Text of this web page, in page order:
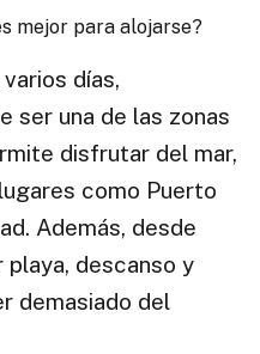
mejor para alojarse?
días,
ser una de las zonas
disfrutar del mar,
como Puerto
Además, desde
playa, descanso y
demasiado del